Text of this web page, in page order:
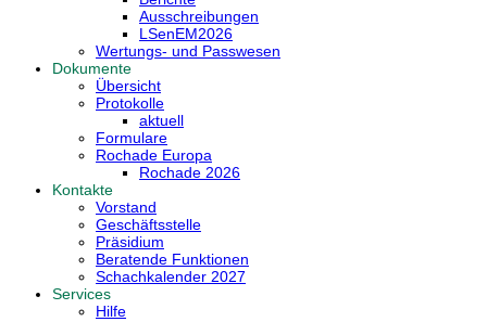
Ausschreibungen
LSenEM2026
Wertungs- und Passwesen
Dokumente
Übersicht
Protokolle
aktuell
Formulare
Rochade Europa
Rochade 2026
Kontakte
Vorstand
Geschäftsstelle
Präsidium
Beratende Funktionen
Schachkalender 2027
Services
Hilfe